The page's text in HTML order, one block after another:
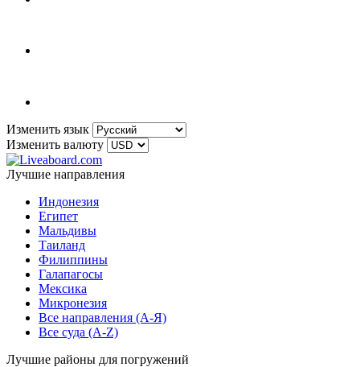
Изменить язык
Изменить валюту
Лучшие направления
Индонезия
Египет
Мальдивы
Таиланд
Филиппины
Галапагосы
Мексика
Микронезия
Все направления (A-Я)
Все суда (A-Z)
Лучшие районы для погружений